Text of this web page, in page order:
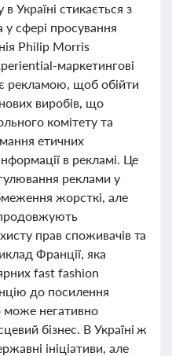
Україні стикається з
сфері просування
Philip Morris
маркетингові
рекламою, щоб обійти
виробів, що
комітету та
етичних
в рекламі. Це
реклами у
жорсткі, але
прав споживачів та
Франції, яка
fast fashion
до посилення
негативно
бізнес. В Україні ж
ініціативи, але